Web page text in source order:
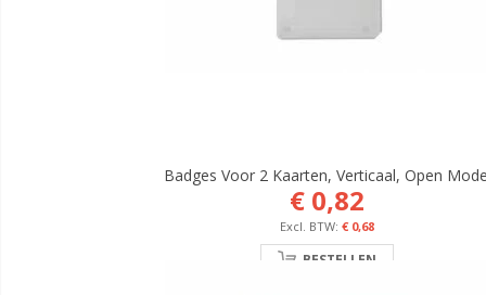
Badges Voor 2 Kaarten, Verticaal, Open
€ 0,82
€ 0,68
BESTELLEN